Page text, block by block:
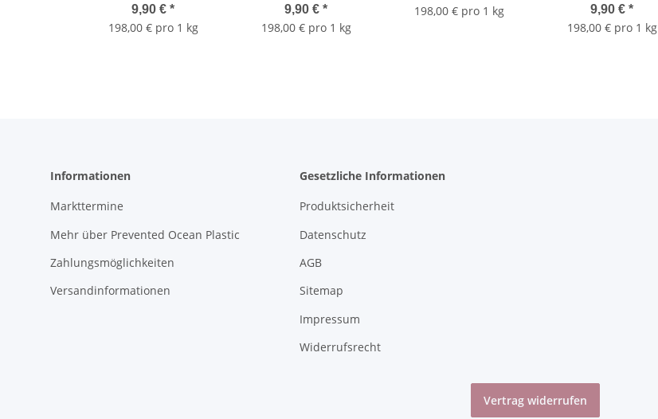
9,90 € *
198,00 € pro 1 kg
9,90 € *
198,00 € pro 1 kg
198,00 € pro 1 kg 9,90 € *
198,00 € pro 1 kg
Informationen
Markttermine
Mehr über Prevented Ocean Plastic
Zahlungsmöglichkeiten
Versandinformationen
Gesetzliche Informationen
Produktsicherheit
Datenschutz
AGB
Sitemap
Impressum
Widerrufsrecht
Vertrag widerrufen